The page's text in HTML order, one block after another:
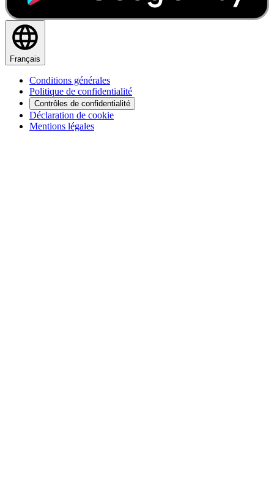
Français
Conditions générales
Politique de confidentialité
Contrôles de confidentialité
Déclaration de cookie
Mentions légales